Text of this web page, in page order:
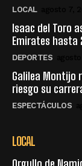
LOCAL
Isaac del Toro
Emirates hasta
DEPORTES
Galilea Montijo
riesgo su
ESPECTÁCULOS
LOCAL
Orgullo de